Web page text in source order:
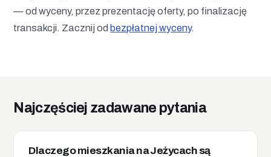
— od wyceny, przez prezentację oferty, po finalizację
transakcji. Zacznij od bezpłatnej wyceny.
Najczęściej zadawane pytania
Dlaczego mieszkania na Jeżycach są